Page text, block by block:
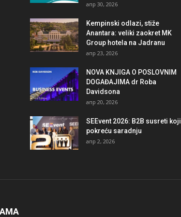
апр 30, 2026
Kempinski odlazi, stiže
Anantara: veliki zaokret MK
Group hotela na Jadranu
апр 23, 2026
NOVA KNJIGA O POSLOVNIM
DOGAĐAJIMA dr Roba
Davidsona
апр 20, 2026
SEEvent 2026: B2B susreti koji
pokreću saradnju
апр 2, 2026